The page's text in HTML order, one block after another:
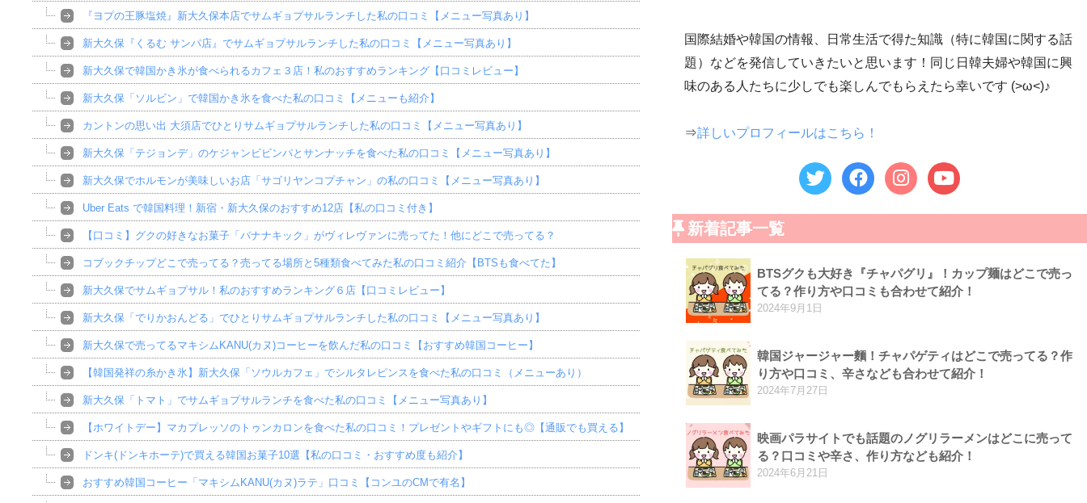
『ヨプの王豚塩焼』新大久保本店でサムギョプサルランチした私の口コミ【メニュー写真あり】
新大久保『くるむ サンパ店』でサムギョプサルランチした私の口コミ【メニュー写真あり】
新大久保で韓国かき氷が食べられるカフェ３店！私のおすすめランキング【口コミレビュー】
新大久保「ソルビン」で韓国かき氷を食べた私の口コミ【メニューも紹介】
カントンの思い出 大須店でひとりサムギョプサルランチした私の口コミ【メニュー写真あり】
新大久保「テジョンデ」のケジャンビビンパとサンナッチを食べた私の口コミ【メニュー写真あり】
新大久保でホルモンが美味しいお店「サゴリヤンコプチャン」の私の口コミ【メニュー写真あり】
Uber Eats で韓国料理！新宿・新大久保のおすすめ12店【私の口コミ付き】
【口コミ】グクの好きなお菓子「バナナキック」がヴィレヴァンに売ってた！他にどこで売ってる？
コブックチップどこで売ってる？売ってる場所と5種類食べてみた私の口コミ紹介【BTSも食べてた】
新大久保でサムギョプサル！私のおすすめランキング６店【口コミレビュー】
新大久保「でりかおんどる」でひとりサムギョプサルランチした私の口コミ【メニュー写真あり】
新大久保で売ってるマキシムKANU(カヌ)コーヒーを飲んだ私の口コミ【おすすめ韓国コーヒー】
【韓国発祥の糸かき氷】新大久保「ソウルカフェ」でシルタレピンスを食べた私の口コミ（メニューあり）
新大久保「トマト」でサムギョプサルランチを食べた私の口コミ【メニュー写真あり】
【ホワイトデー】マカプレッソのトゥンカロンを食べた私の口コミ！プレゼントやギフトにも◎【通販でも買える】
ドンキ(ドンキホーテ)で買える韓国お菓子10選【私の口コミ・おすすめ度も紹介】
おすすめ韓国コーヒー「マキシムKANU(カヌ)ラテ」口コミ【コンユのCMで有名】
国際結婚や韓国の情報、日常生活で得た知識（特に韓国に関する話
題）などを発信していきたいと思います！同じ日韓夫婦や韓国に興
味のある人たちに少しでも楽しんでもらえたら幸いです (>ω<)♪
⇒詳しいプロフィールはこちら！
新着記事一覧
BTSグクも大好き『チャパグリ』！カップ麺はどこで売っ
てる？作り方や口コミも合わせて紹介！
2024年9月1日
韓国ジャージャー麵！チャパゲティはどこで売ってる？作
り方や口コミ、辛さなども合わせて紹介！
2024年7月27日
映画パラサイトでも話題のノグリラーメンはどこに売って
る？口コミや辛さ、作り方なども紹介！
2024年6月21日